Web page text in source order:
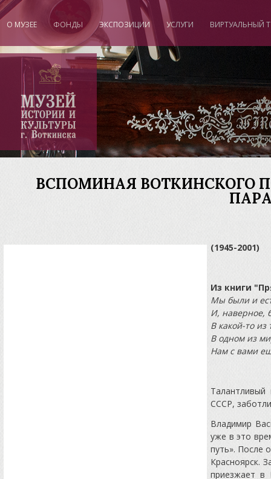
"
О МУЗЕЕ ФОНДЫ ЭКСПОЗИЦИИ УСЛУГИ ВИРТУАЛЬНЫЙ
ВСПОМИНАЯ ВОТКИНСКОГО
(1945-2001)
Из книги
Мы были и
И, наверное,
В какой-то
В одном из
Нам с вами
СССР,
Владимир
уже в это
путь». После
Красноярск.
приезжает в